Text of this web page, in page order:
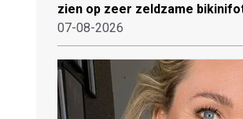
zien op zeer zeldzame
07-08-2026